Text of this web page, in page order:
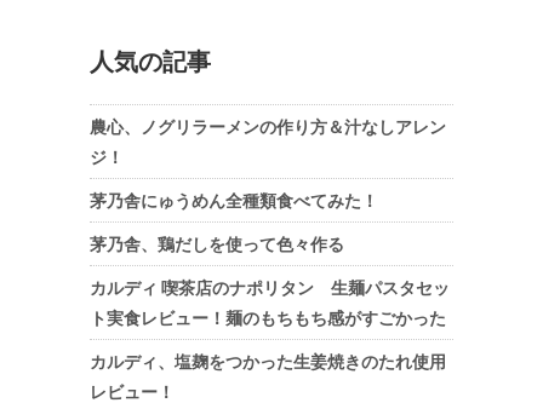
人気の記事
農心、ノグリラーメンの作り方＆汁なしアレン
ジ！
茅乃舎にゅうめん全種類食べてみた！
茅乃舎、鶏だしを使って色々作る
カルディ 喫茶店のナポリタン 生麺パスタセッ
ト実食レビュー！麺のもちもち感がすごかった
カルディ、塩麹をつかった生姜焼きのたれ使用
レビュー！